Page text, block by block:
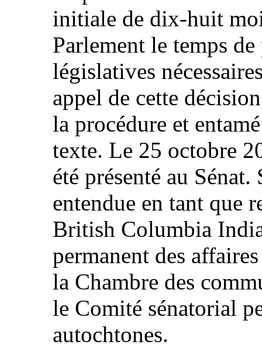
initiale de dix-huit
Parlement le temps
législatives
appel de cette
la procédure et
texte. Le 25 octobre
été présenté au
entendue en tant que
British Columbia
permanent des
la Chambre des
le Comité sénatorial
autochtones.